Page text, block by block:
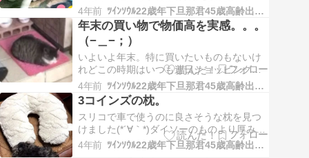
った一年でした。年末のショッピングにも
行けたし、滅多に行かないスーパーへ行き
(普段はコープとイオンネットスーパーばか
りなので)新鮮な気分を味わいました(๑･̑◡･̑
๑)2020年に比べたら規制が緩くなっ…
4年前 ﾂｲﾝｿｳﾙ22歳年下旦那君45歳高齢出産熟女妻の日々徒然
年末の買い物で物価高を実感。。。
（−＿−；）
いよいよ年末。特に買いたいものもないけ
れどこの時期はいつも連日ショッピングに
出かけます。 最後にスーパーの食料品やド
ラッグストアに行きそこでとっても物価高
を実感しました。 値段が変わらなくても中
身が減ってる(~_~;)ワンコのいつものおやつ
のグラム数が減っていたり中身がスッカ
ス…
4年前 ﾂｲﾝｿｳﾙ22歳年下旦那君45歳高齢出産熟女妻の日々徒然
3コインズの枕。
スリコで車で使うのに良さそうな枕を見つ
けました(*´∀｀*)ダイソーのものより厚みが
無くて柔らかくそこが気に入り購入しまし
4年前 ﾂｲﾝｿｳﾙ22歳年下旦那君45歳高齢出産熟女妻の日々徒然